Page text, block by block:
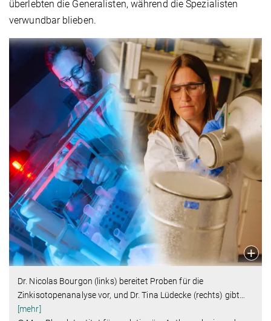
überlebten die Generalisten, während die Spezialisten
verwundbar blieben.
Dr. Nicolas Bourgon (links) bereitet Proben für die
Zinkisotopenanalyse vor, und Dr. Tina Lüdecke (rechts) gibt…
[mehr]